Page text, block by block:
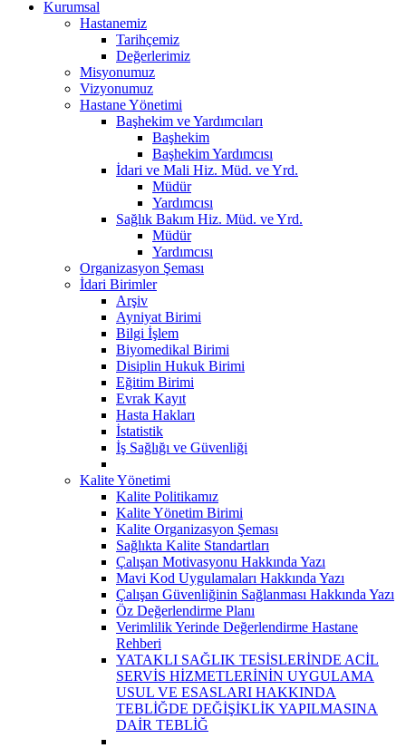
Kurumsal
Hastanemiz
Tarihçemiz
Değerlerimiz
Misyonumuz
Vizyonumuz
Hastane Yönetimi
Başhekim ve Yardımcıları
Başhekim
Başhekim Yardımcısı
İdari ve Mali Hiz. Müd. ve Yrd.
Müdür
Yardımcısı
Sağlık Bakım Hiz. Müd. ve Yrd.
Müdür
Yardımcısı
Organizasyon Şeması
İdari Birimler
Arşiv
Ayniyat Birimi
Bilgi İşlem
Biyomedikal Birimi
Disiplin Hukuk Birimi
Eğitim Birimi
Evrak Kayıt
Hasta Hakları
İstatistik
İş Sağlığı ve Güvenliği
Kalite Yönetimi
Kalite Politikamız
Kalite Yönetim Birimi
Kalite Organizasyon Şeması
Sağlıkta Kalite Standartları
Çalışan Motivasyonu Hakkında Yazı
Mavi Kod Uygulamaları Hakkında Yazı
Çalışan Güvenliğinin Sağlanması Hakkında Yazı
Öz Değerlendirme Planı
Verimlilik Yerinde Değerlendirme Hastane
Rehberi
YATAKLI SAĞLIK TESİSLERİNDE ACİL
SERVİS HİZMETLERİNİN UYGULAMA
USUL VE ESASLARI HAKKINDA
TEBLİĞDE DEĞİŞİKLİK YAPILMASINA
DAİR TEBLİĞ